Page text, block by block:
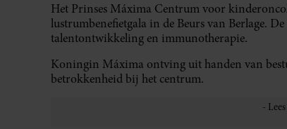
Het Prinses Máxima Centrum voor
lustrumbenefietgala in de Beurs van Berlage.
talentontwikkeling en immunotherapie.
Koningin Máxima ontving uit handen van
betrokkenheid bij het centrum.